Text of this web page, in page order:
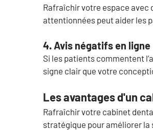
Rafraîchir votre espace avec
attentionnées peut aider les
4. Avis négatifs en ligne
Si les patients commentent
signe clair que votre
Les avantages d'un
Rafraîchir votre cabinet
stratégique pour améliorer la